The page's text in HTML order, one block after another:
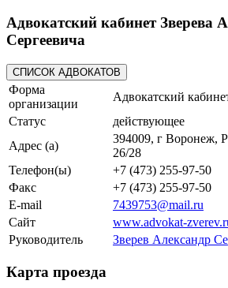
Адвокатский кабинет Зверева
Сергеевича
Форма
организации
Адвокатский
Статус
действующее
Адрес (а)
394009, г Воронеж,
26/28
Телефон(ы)
+7 (473) 255-97-50
Факс
+7 (473) 255-97-50
E-mail
7439753@mail.ru
Сайт
www.advokat-
Руководитель
Зверев Александр
Карта проезда